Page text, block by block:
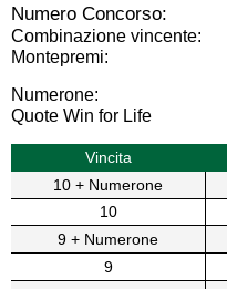
Numero Concorso:
Combinazione vincente:
Montepremi:
Numerone:
Quote Win for Life
Vincita
10 + Numerone
10
9 + Numerone
9